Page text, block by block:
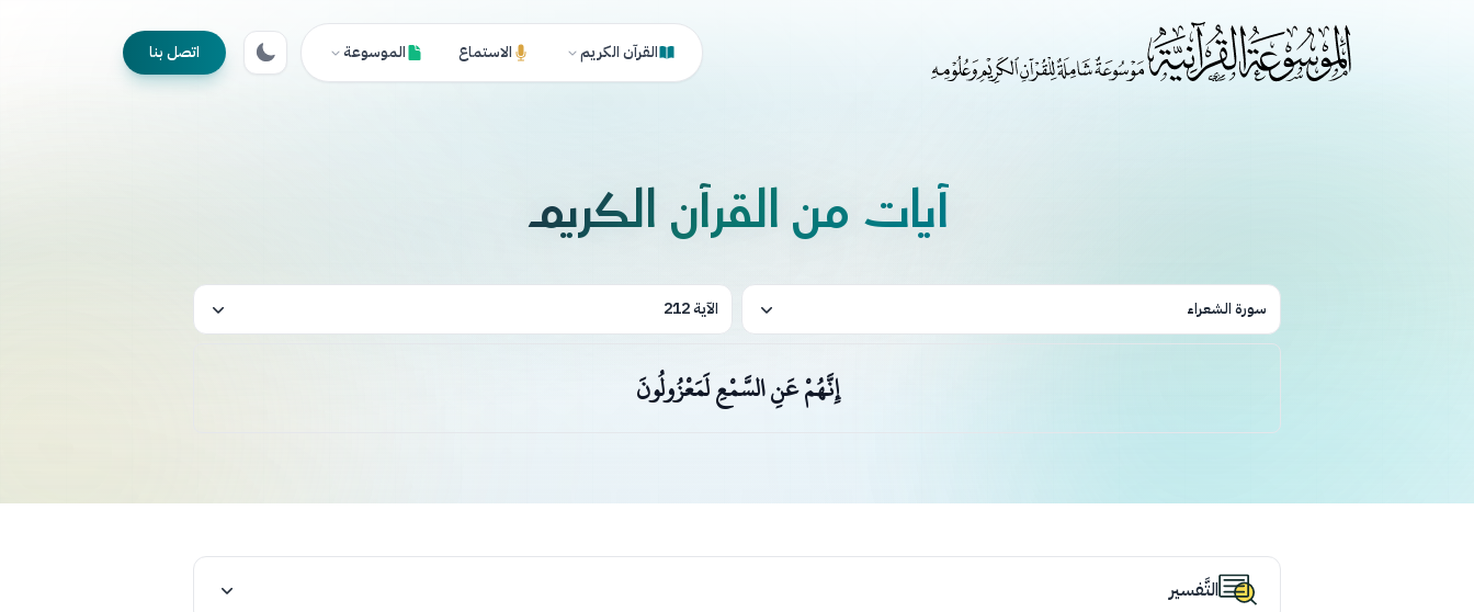
القرآن الكريم الاستماع الموسوعة اتصل بنا
آيات من القرآن الكريم
سورة الشعراء الآية 212
إِنَّهُمْ عَنِ السَّمْعِ لَمَعْزُولُونَ
التَّفسير